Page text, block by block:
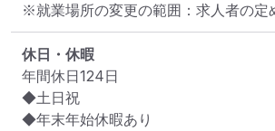
※就業場所の変更の範囲：求人者の定
休日・休暇
年間休日124日
◆土日祝
◆年末年始休暇あり